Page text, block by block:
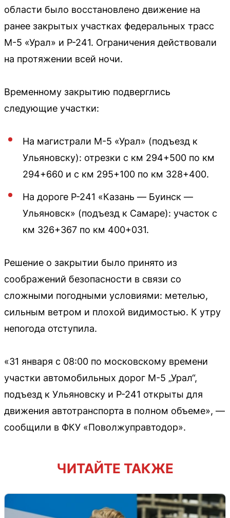
области было восстановлено движение на
ранее закрытых участках федеральных трасс
М-5 «Урал» и Р-241. Ограничения действовали
на протяжении всей ночи.
Временному закрытию подверглись
следующие участки:
На магистрали М-5 «Урал» (подъезд к
Ульяновску): отрезки с км 294+500 по км
294+660 и с км 295+100 по км 328+400.
На дороге Р-241 «Казань — Буинск —
Ульяновск» (подъезд к Самаре): участок с
км 326+367 по км 400+031.
Решение о закрытии было принято из
соображений безопасности в связи со
сложными погодными условиями: метелью,
сильным ветром и плохой видимостью. К утру
непогода отступила.
«31 января с 08:00 по московскому времени
участки автомобильных дорог М-5 „Урал“,
подъезд к Ульяновску и Р-241 открыты для
движения автотранспорта в полном объеме», —
сообщили в ФКУ «Поволжуправтодор».
ЧИТАЙТЕ ТАКЖЕ